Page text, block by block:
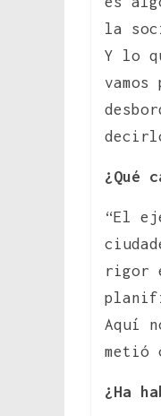
la
Y lo
¿Qué
“El
rigor
Aquí
metió
¿Ha